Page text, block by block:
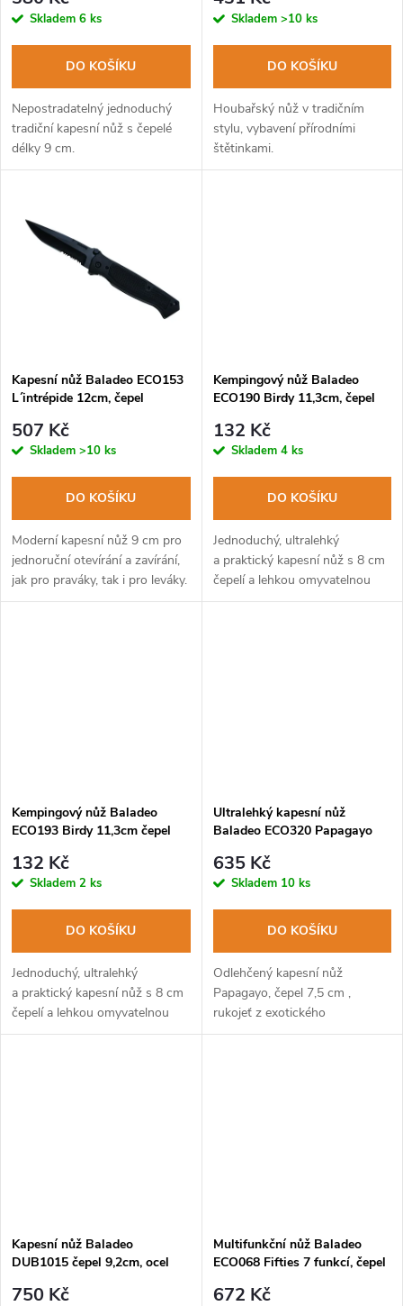
o
d
u
r
d
u
k
Skladem 6 ks
DO KOŠÍKU
Nepostradatelný jednoduchý
tradiční kapesní nůž s čepelé
délky 9 cm.
Skladem >10 ks
DO KOŠÍKU
Houbařský nůž v tradičním
stylu, vybavení přírodními
štětinkami.
Kapesní nůž Baladeo ECO153
L´intrépide 12cm, čepel
507 Kč
Skladem >10 ks
DO KOŠÍKU
Moderní kapesní nůž 9 cm pro
jednoruční otevírání a zavírání,
jak pro praváky, tak i pro leváky.
Kempingový nůž Baladeo
ECO190 Birdy 11,3cm, čepel
132 Kč
Skladem 4 ks
DO KOŠÍKU
Jednoduchý, ultralehký
a praktický kapesní nůž s 8 cm
čepelí a lehkou omyvatelnou
rukojetí v modré barvě.
Kempingový nůž Baladeo
ECO193 Birdy 11,3cm čepel
132 Kč
Skladem 2 ks
DO KOŠÍKU
Jednoduchý, ultralehký
a praktický kapesní nůž s 8 cm
čepelí a lehkou omyvatelnou
rukojetí v zelené barvě.
Ultralehký kapesní nůž
Baladeo ECO320 Papagayo
420, rukojeť zebrawood
635 Kč
Skladem 10 ks
DO KOŠÍKU
Odlehčený kapesní nůž
Papagayo, čepel 7,5 cm ,
rukojeť z exotického
jasanového dřeva.
Kapesní nůž Baladeo
DUB1015 čepel 9,2cm, ocel
750 Kč
Multifunkční nůž Baladeo
ECO068 Fifties 7 funkcí, čepel
672 Kč